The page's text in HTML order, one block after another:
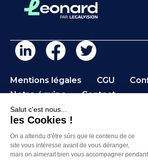
Salut c'est nous...
les Cookies !
On a attendu d'être sûrs que le contenu de ce
site vous intéresse avant de vous déranger,
mais on aimerait bien vous accompagner pendant
Mentions légales CGU
Notre équipe
Contact
©2026 Léonard – Une marque